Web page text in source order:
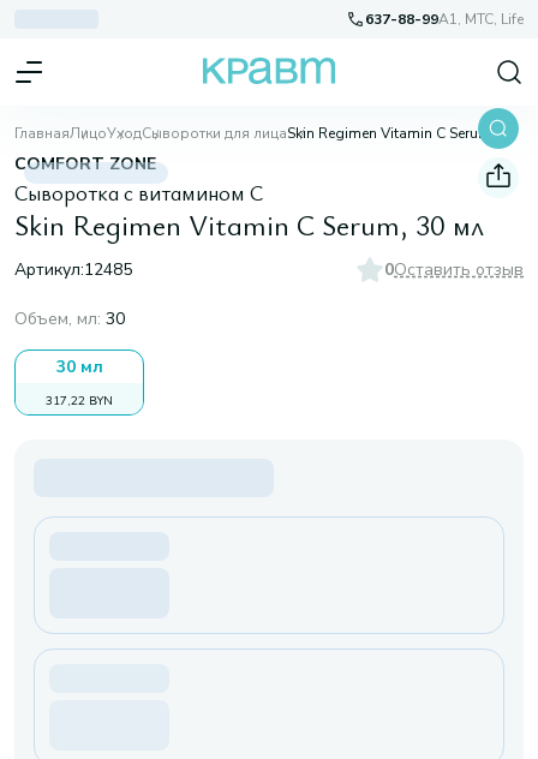
637-88-99A1, МТС, Life
ГлавнаяЛицоУходСыворотки для лица Skin Regimen Vitamin C Serum, 30 мл
COMFORT ZONE
Сыворотка с витамином С
Skin Regimen Vitamin C Serum, 30 мл
Артикул:12485 0Оставить отзыв
Объем, мл: 30
30 мл
317,22 BYN